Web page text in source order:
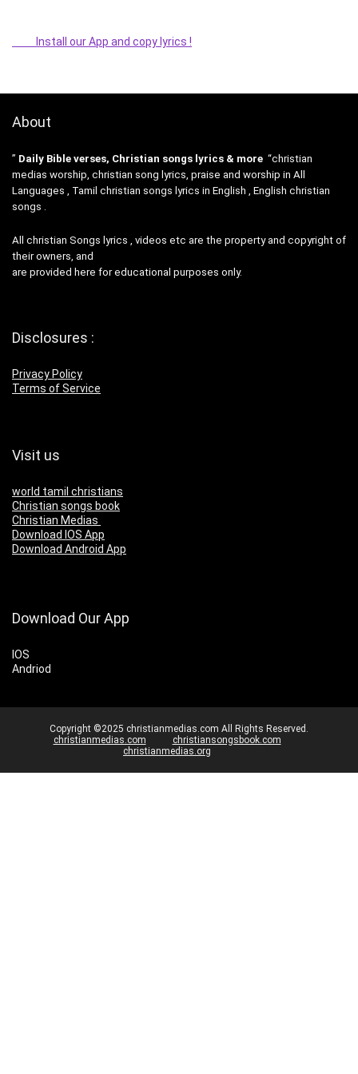
Install our App and copy lyrics !
About
” Daily Bible verses, Christian songs lyrics & more “christian
medias worship, christian song lyrics, praise and worship in All
Languages , Tamil christian songs lyrics in English , English christian
songs .
All christian Songs lyrics , videos etc are the property and copyright of
their owners, and
are provided here for educational purposes only.
Disclosures :
Privacy Policy
Terms of Service
Visit us
world tamil christians
Christian songs book
Christian Medias
Download IOS App
Download Android App
Download Our App
IOS
Andriod
Copyright ©2025 christianmedias.com All Rights Reserved.
christianmedias.com
christiansongsbook.com
christianmedias.org